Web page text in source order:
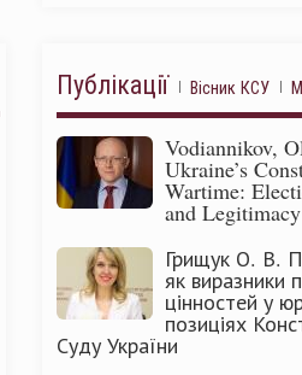
Публікації Вісник КСУ
Vodiannikov,
Ukraine’s
Wartime:
and Legitimacy
Грищук О. В.
як виразники
цінностей у
позиціях
Суду України